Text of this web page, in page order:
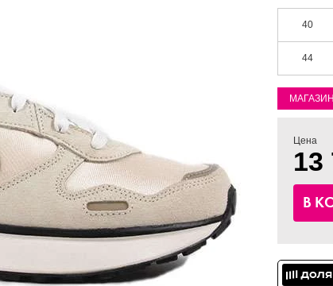
40
44
Цена
13
В